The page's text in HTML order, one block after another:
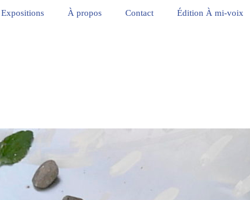
Expositions À propos Contact Édition À mi-voix